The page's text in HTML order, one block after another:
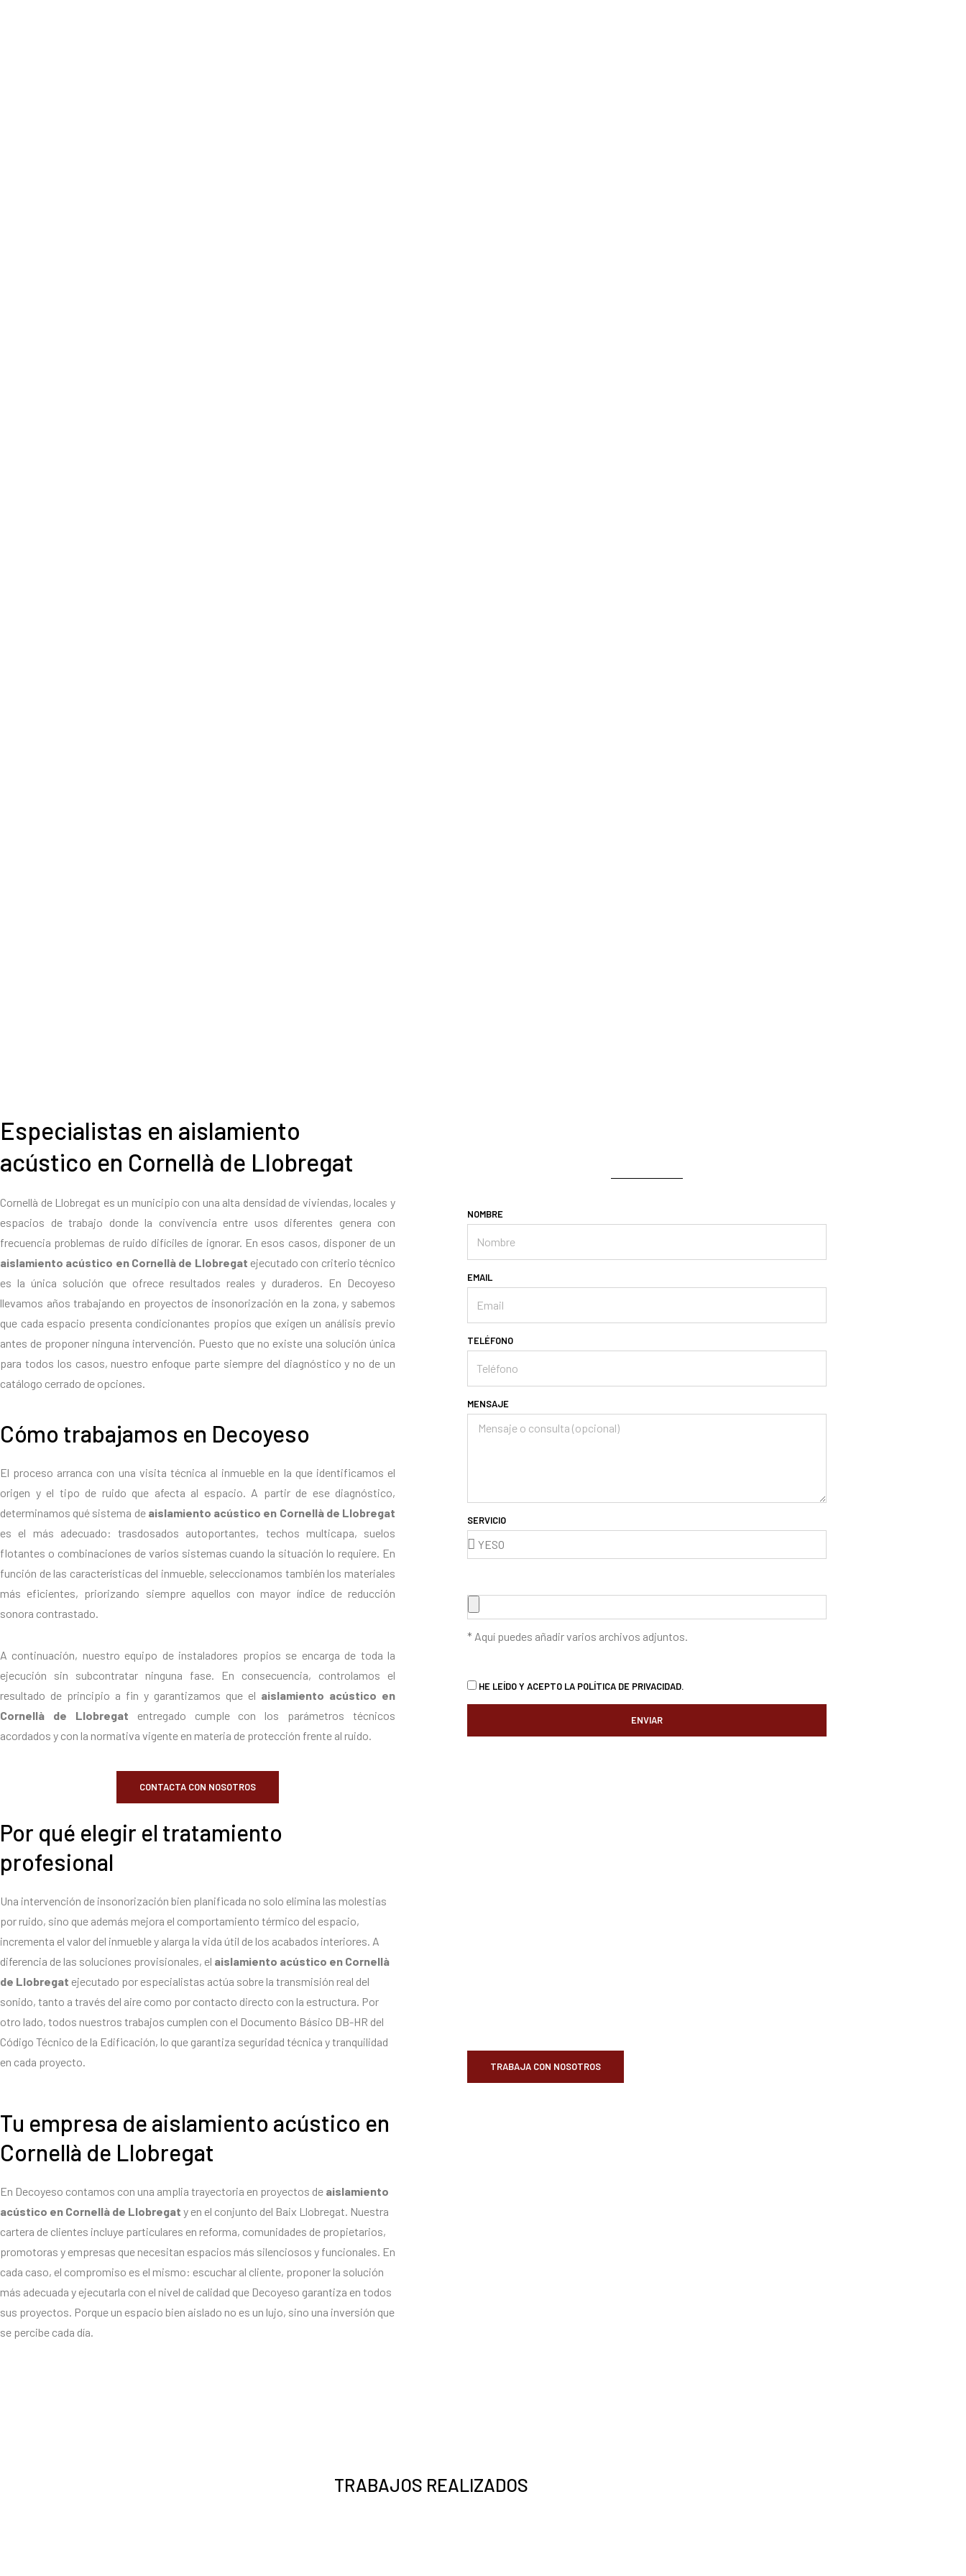
Especialistas en aislamiento
acústico en Cornellà de Llobregat
Cornellà de Llobregat es un municipio con una alta densidad de viviendas, locales y
espacios de trabajo donde la convivencia entre usos diferentes genera con
frecuencia problemas de ruido difíciles de ignorar. En esos casos, disponer de un
aislamiento acústico en Cornellà de Llobregat ejecutado con criterio técnico
es la única solución que ofrece resultados reales y duraderos. En Decoyeso
llevamos años trabajando en proyectos de insonorización en la zona, y sabemos
que cada espacio presenta condicionantes propios que exigen un análisis previo
antes de proponer ninguna intervención. Puesto que no existe una solución única
para todos los casos, nuestro enfoque parte siempre del diagnóstico y no de un
catálogo cerrado de opciones.
Cómo trabajamos en Decoyeso
El proceso arranca con una visita técnica al inmueble en la que identificamos el
origen y el tipo de ruido que afecta al espacio. A partir de ese diagnóstico,
determinamos qué sistema de aislamiento acústico en Cornellà de Llobregat
es el más adecuado: trasdosados autoportantes, techos multicapa, suelos
flotantes o combinaciones de varios sistemas cuando la situación lo requiere. En
función de las características del inmueble, seleccionamos también los materiales
más eficientes, priorizando siempre aquellos con mayor índice de reducción
sonora contrastado.
A continuación, nuestro equipo de instaladores propios se encarga de toda la
ejecución sin subcontratar ninguna fase. En consecuencia, controlamos el
resultado de principio a fin y garantizamos que el aislamiento acústico en
Cornellà de Llobregat entregado cumple con los parámetros técnicos
acordados y con la normativa vigente en materia de protección frente al ruido.
CONTACTA CON NOSOTROS
Por qué elegir el tratamiento
profesional
Una intervención de insonorización bien planificada no solo elimina las molestias
por ruido, sino que además mejora el comportamiento térmico del espacio,
incrementa el valor del inmueble y alarga la vida útil de los acabados interiores. A
diferencia de las soluciones provisionales, el aislamiento acústico en Cornellà
de Llobregat ejecutado por especialistas actúa sobre la transmisión real del
sonido, tanto a través del aire como por contacto directo con la estructura. Por
otro lado, todos nuestros trabajos cumplen con el Documento Básico DB-HR del
Código Técnico de la Edificación, lo que garantiza seguridad técnica y tranquilidad
en cada proyecto.
Tu empresa de aislamiento acústico en
Cornellà de Llobregat
En Decoyeso contamos con una amplia trayectoria en proyectos de aislamiento
acústico en Cornellà de Llobregat y en el conjunto del Baix Llobregat. Nuestra
cartera de clientes incluye particulares en reforma, comunidades de propietarios,
promotoras y empresas que necesitan espacios más silenciosos y funcionales. En
cada caso, el compromiso es el mismo: escuchar al cliente, proponer la solución
más adecuada y ejecutarla con el nivel de calidad que Decoyeso garantiza en todos
sus proyectos. Porque un espacio bien aislado no es un lujo, sino una inversión que
se percibe cada día.
NOMBRE
EMAIL
TELÉFONO
MENSAJE
SERVICIO
* Aquí puedes añadir varios archivos adjuntos.
HE LEÍDO Y ACEPTO LA POLÍTICA DE PRIVACIDAD.
ENVIAR
TRABAJA CON NOSOTROS
TRABAJOS REALIZADOS